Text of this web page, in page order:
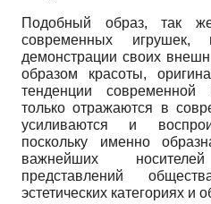
Подобный образ, так
современных игрушек,
демонстрации своих
образом красоты,
тенденции
только отражаются в
усиливаются и
поскольку именно
важнейших
представлений
эстетических категориях и